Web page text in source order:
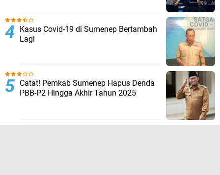
Kasus Covid-19 di Sumenep Bertambah
Lagi
Catat! Pemkab Sumenep Hapus Denda
PBB-P2 Hingga Akhir Tahun 2025